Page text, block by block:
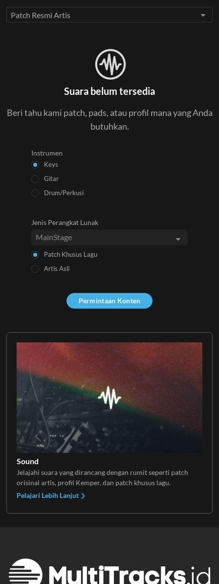
Sound
Jelajahi suara yang dirancang dengan rumit seperti patch
orisinal artis, profil Kemper, dan patch khusus lagu.
Pelajari Lebih Lanjut
Patch Resmi Artis
Suara belum tersedia
Beri tahu kami patch, pads, atau profil mana yang Anda
butuhkan.
Instrumen
Keys
Gitar
Drum/Perkusi
Jenis Perangkat Lunak
Patch Khusus Lagu
Artis Asli
Permintaan Konten